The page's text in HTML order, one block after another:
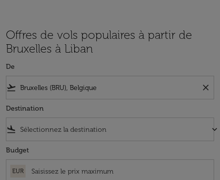
Offres de vols populaires à partir de
Bruxelles à Liban
De
flight_takeoff close
Destination
flight_land keyboard_arrow_down
Budget
EUR